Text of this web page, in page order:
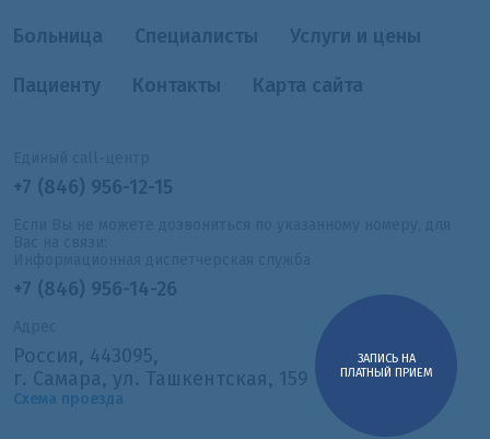
Больница Специалисты Услуги и цены
Пациенту Контакты Карта сайта
+7 (846) 956-12-15
+7 (846) 956-14-26
Россия, 443095,
г. Самара, ул. Ташкентская, 159
Схема проезда
ЗАПИСЬ НА
ПЛАТНЫЙ ПРИЕМ